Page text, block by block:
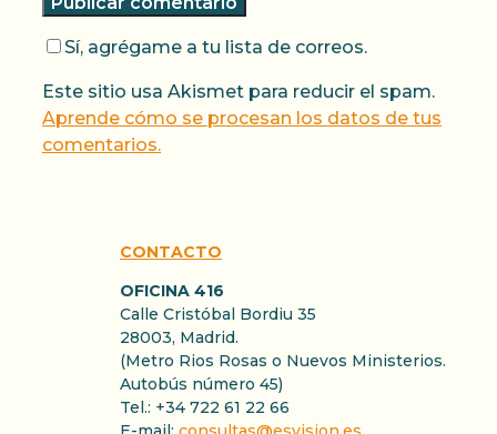
Sí, agrégame a tu lista de correos.
Este sitio usa Akismet para reducir el spam.
Aprende cómo se procesan los datos de tus
comentarios.
CONTACTO
OFICINA 416
Calle Cristóbal Bordiu 35
28003, Madrid.
(Metro Rios Rosas o Nuevos Ministerios.
Autobús número 45)
Tel.: +34 722 61 22 66